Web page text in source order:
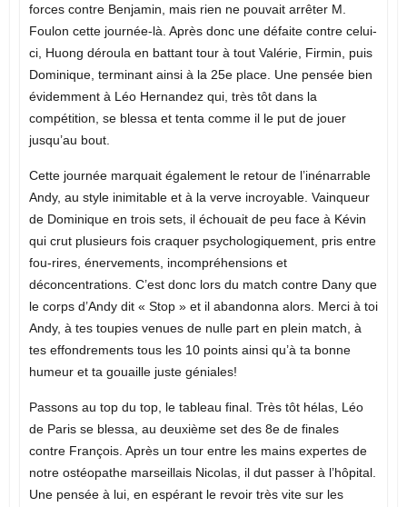
forces contre Benjamin, mais rien ne pouvait arrêter M.
Foulon cette journée-là. Après donc une défaite contre celui-
ci, Huong déroula en battant tour à tout Valérie, Firmin, puis
Dominique, terminant ainsi à la 25e place. Une pensée bien
évidemment à Léo Hernandez qui, très tôt dans la
compétition, se blessa et tenta comme il le put de jouer
jusqu’au bout.
Cette journée marquait également le retour de l’inénarrable
Andy, au style inimitable et à la verve incroyable. Vainqueur
de Dominique en trois sets, il échouait de peu face à Kévin
qui crut plusieurs fois craquer psychologiquement, pris entre
fou-rires, énervements, incompréhensions et
déconcentrations. C’est donc lors du match contre Dany que
le corps d’Andy dit « Stop » et il abandonna alors. Merci à toi
Andy, à tes toupies venues de nulle part en plein match, à
tes effondrements tous les 10 points ainsi qu’à ta bonne
humeur et ta gouaille juste géniales!
Passons au top du top, le tableau final. Très tôt hélas, Léo
de Paris se blessa, au deuxième set des 8e de finales
contre François. Après un tour entre les mains expertes de
notre ostéopathe marseillais Nicolas, il dut passer à l’hôpital.
Une pensée à lui, en espérant le revoir très vite sur les